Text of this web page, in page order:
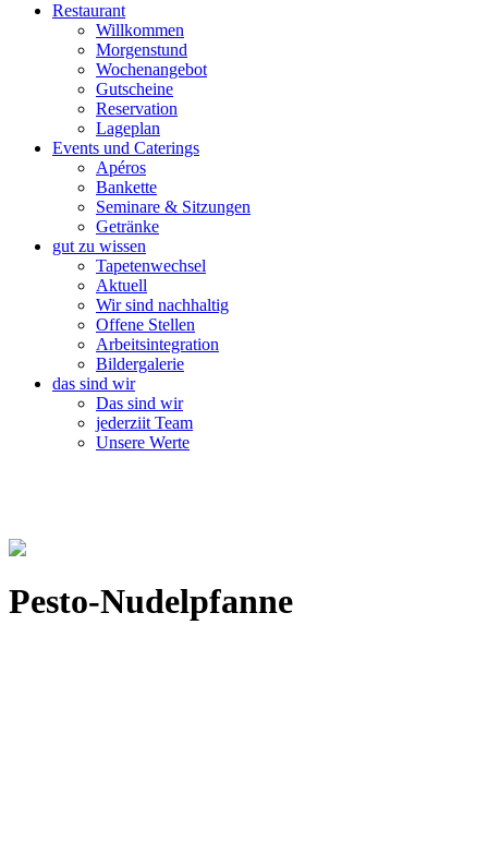
Restaurant
Willkommen
Morgenstund
Wochenangebot
Gutscheine
Reservation
Lageplan
Events und Caterings
Apéros
Bankette
Seminare & Sitzungen
Getränke
gut zu wissen
Tapetenwechsel
Aktuell
Wir sind nachhaltig
Offene Stellen
Arbeitsintegration
Bildergalerie
das sind wir
Das sind wir
jederziit Team
Unsere Werte
Pesto-Nudelpfanne